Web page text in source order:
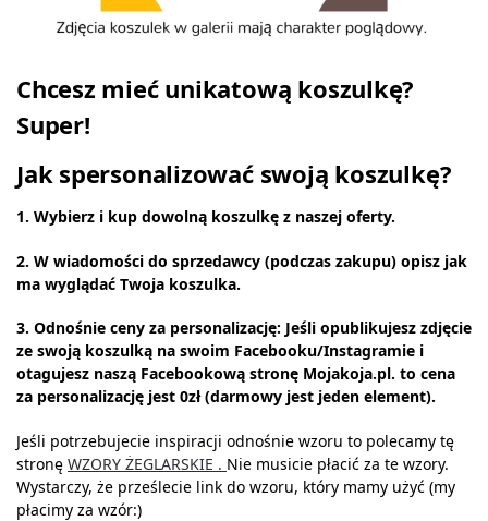
Chcesz mieć unikatową koszulkę?
Super!
Jak spersonalizować swoją koszulkę?
1. Wybierz i kup dowolną koszulkę z naszej oferty.
2. W wiadomości do sprzedawcy (podczas zakupu) opisz jak
ma wyglądać Twoja koszulka.
3. Odnośnie ceny za personalizację: Jeśli opublikujesz zdjęcie
ze swoją koszulką na swoim Facebooku/Instagramie i
otagujesz naszą Facebookową stronę Mojakoja.pl. to cena
za personalizację jest 0zł (darmowy jest jeden element).
Jeśli potrzebujecie inspiracji odnośnie wzoru to polecamy tę
stronę WZORY ŻEGLARSKIE . Nie musicie płacić za te wzory.
Wystarczy, że prześlecie link do wzoru, który mamy użyć (my
płacimy za wzór:)